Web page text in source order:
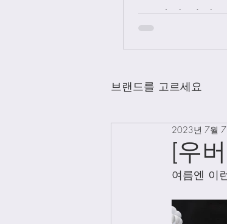
급 차이 알려
브랜드를 고르세요
CHANEL
LV
[우
2023년 7월 7
여름엔 이